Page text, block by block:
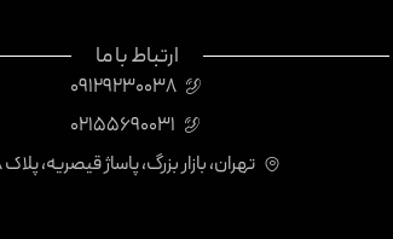
ارتباط با ما
09129230038
02155690031
تهران، بازار بزرگ، پاساژ قیصریه، پلاک 8